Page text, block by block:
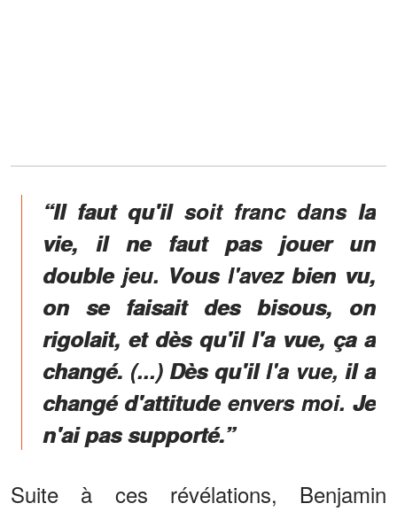
“Il faut qu'il soit franc dans la
vie, il ne faut pas jouer un
double jeu. Vous l'avez bien vu,
on se faisait des bisous, on
rigolait, et dès qu'il l'a vue, ça a
changé. (...) Dès qu'il l'a vue, il a
changé d'attitude envers moi. Je
n'ai pas supporté.”
Suite à ces révélations, Benjamin